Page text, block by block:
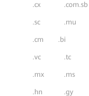
.cx .com.sb
.sc .mu
.cm .bi
.vc .tc
.mx .ms
.hn .gy